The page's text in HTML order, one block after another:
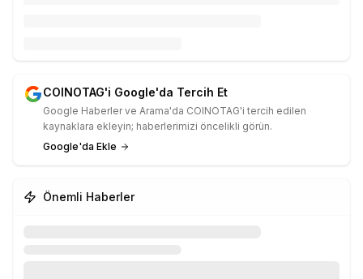
COINOTAG'i Google'da Tercih Et
Google Haberler ve Arama'da COINOTAG'i tercih edilen
kaynaklara ekleyin; haberlerimizi öncelikli görün.
Google'da Ekle
Önemli Haberler